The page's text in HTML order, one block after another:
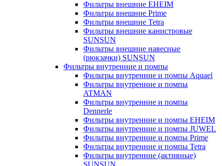
Фильтры внешние EHEIM
Фильтры внешние Prime
Фильтры внешние Tetra
Фильтры внешние канистровые
SUNSUN
Фильтры внешние навесные
(рюкзачки) SUNSUN
Фильтры внутренние и помпы
Фильтры внутренние и помпы Aquael
Фильтры внутренние и помпы
ATMAN
Фильтры внутренние и помпы
Dennerle
Фильтры внутренние и помпы EHEIM
Фильтры внутренние и помпы JUWEL
Фильтры внутренние и помпы Prime
Фильтры внутренние и помпы Tetra
Фильтры внутренние (активные)
SUNSUN